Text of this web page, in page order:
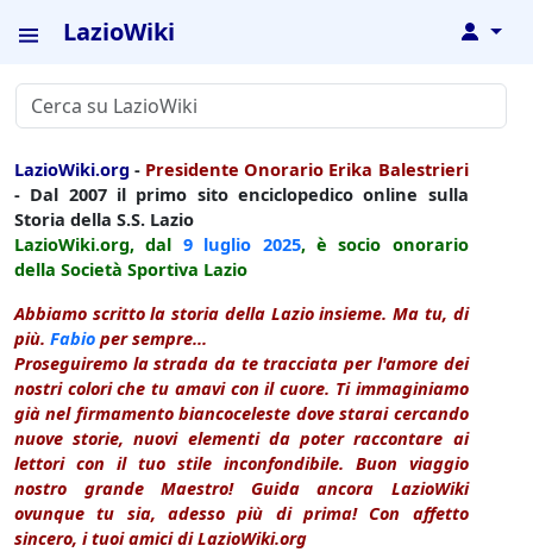
LazioWiki ↓
LazioWiki.org - Presidente Onorario Erika Balestrieri
- Dal 2007 il primo sito enciclopedico online sulla
Storia della S.S. Lazio
LazioWiki.org, dal 9 luglio 2025, è socio onorario
della Società Sportiva Lazio
Abbiamo scritto la storia della Lazio insieme. Ma tu, di
più. Fabio per sempre...
Proseguiremo la strada da te tracciata per l'amore dei
nostri colori che tu amavi con il cuore. Ti immaginiamo
già nel firmamento biancoceleste dove starai cercando
nuove storie, nuovi elementi da poter raccontare ai
lettori con il tuo stile inconfondibile. Buon viaggio
nostro grande Maestro! Guida ancora LazioWiki
ovunque tu sia, adesso più di prima! Con affetto
sincero, i tuoi amici di LazioWiki.org